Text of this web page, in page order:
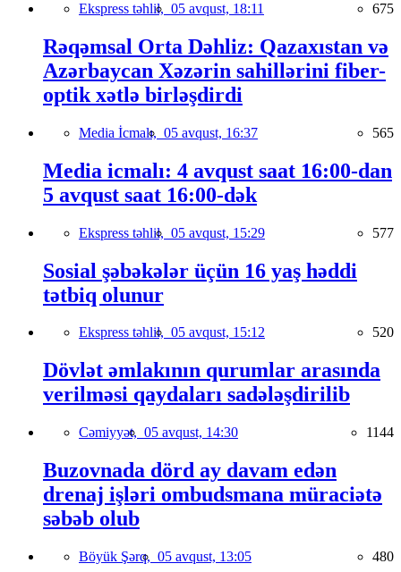
Ekspress təhlil, 05 avqust, 18:11 675
Rəqəmsal Orta Dəhliz: Qazaxıstan və
Azərbaycan Xəzərin sahillərini fiber-
optik xətlə birləşdirdi
Media İcmalı, 05 avqust, 16:37 565
Media icmalı: 4 avqust saat 16:00-dan
5 avqust saat 16:00-dək
Ekspress təhlil, 05 avqust, 15:29 577
Sosial şəbəkələr üçün 16 yaş həddi
tətbiq olunur
Ekspress təhlil, 05 avqust, 15:12 520
Dövlət əmlakının qurumlar arasında
verilməsi qaydaları sadələşdirilib
Cəmiyyət, 05 avqust, 14:30 1144
Buzovnada dörd ay davam edən
drenaj işləri ombudsmana müraciətə
səbəb olub
Böyük Şərq, 05 avqust, 13:05 480